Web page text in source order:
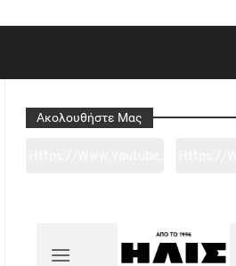
Ακολουθήστε Μας
2ge3sheyTkgpAkeBan